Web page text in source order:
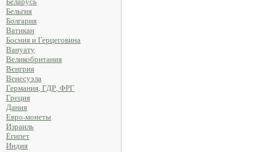
Бельгия
Болгария
Ватикан
Босния и Герцеговина
Вануату
Великобритания
Венгрия
Венесуэла
Германия, ГДР, ФРГ
Греция
Дания
Евро-монеты
Израиль
Египет
Индия